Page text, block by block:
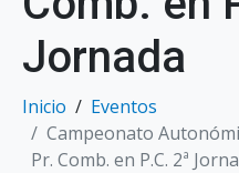
Jornada
Inicio
Eventos
Campeonato
Pr. Comb. en P.C. 2ª